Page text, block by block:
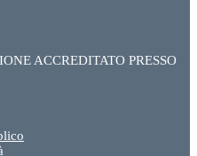
ACCREDITATO PRESSO